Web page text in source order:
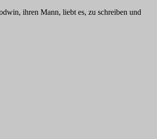
ihren Mann, liebt es, zu schreiben und